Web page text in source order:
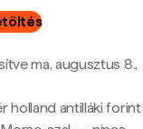
ma, augusztus 8.,
holland antilláki forint